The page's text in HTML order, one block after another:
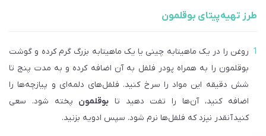
طرز تهیه پیتای بوقلمون
روغن را در یک ماهیتابه چینی یا یک ماهیتابه بزرگ گرم کرده و گوشت
بوقلمون را به همراه پودر فلفل به آن اضافه کرده و به مدت پنج تا
شش دقیقه این مواد را سرخ کنید. فلفل­‌های دلمه‌­ای و پیازچه‌­ها را
اضافه کنید، آن‌­ها را تفت دهید تابوقلمون پخته شود. سعی
کنید آنقدر نپزد که فلفل­‌ها نرم شود. سپس ادویه بزنید.